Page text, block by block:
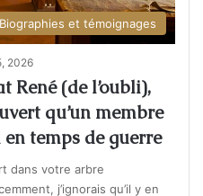
et témoignages
2026
René (de l’oubli),
qu’un membre
temps de guerre
dans votre arbre
j’ignorais qu’il y en